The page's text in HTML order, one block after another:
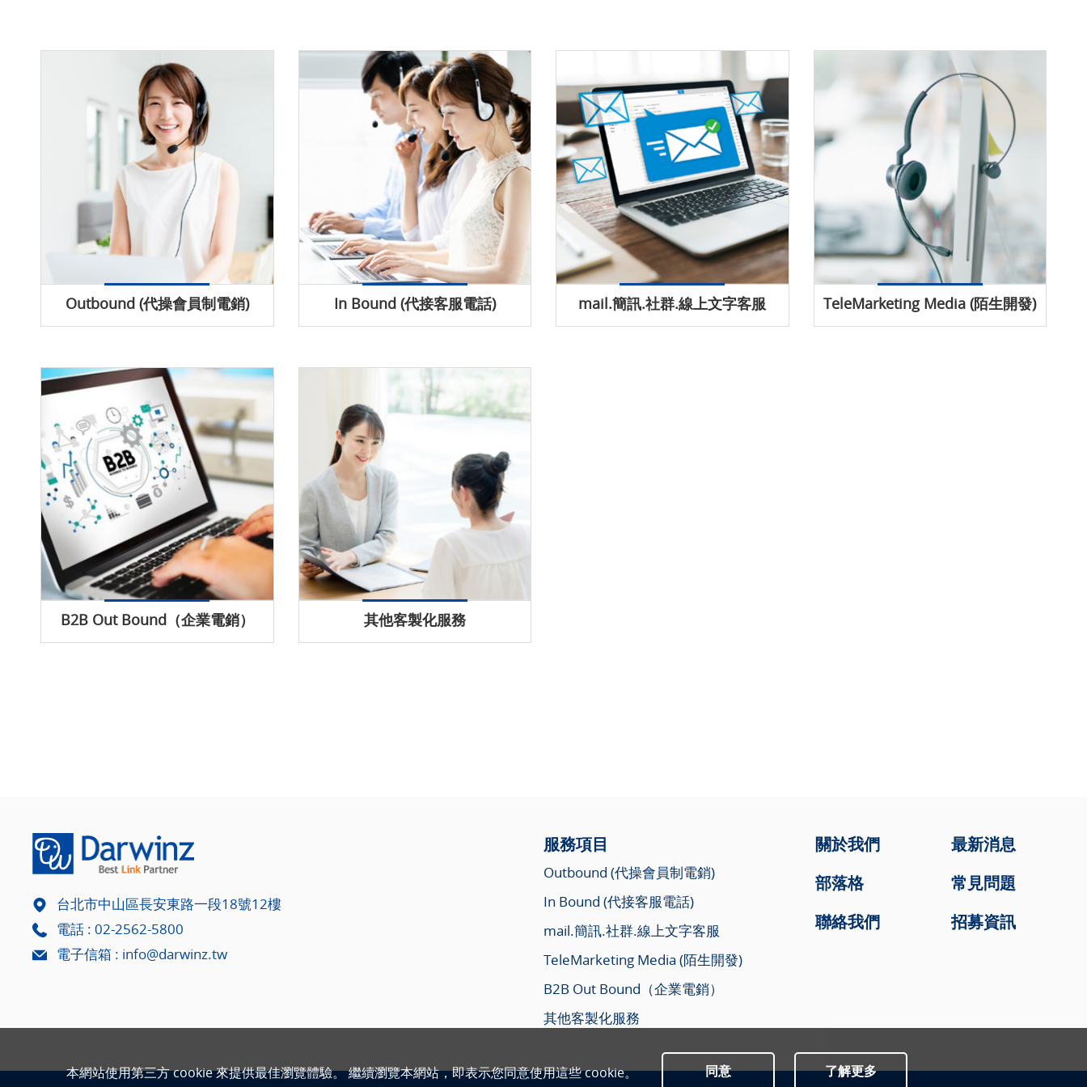
Outbound (代操會員制電銷) In Bound (代接客服電話) mail.簡訊.社群.線上文字客服 TeleMarketing Media (陌生開發)
B2B Out Bound（企業電銷） 其他客製化服務
本網站使用第三方 cookie 來提供最佳瀏覽體驗。 繼續瀏覽本網站，即表示您同意使用這些 cookie。 同意 了解更多
服務項目
Outbound (代操會員制電銷)
In Bound (代接客服電話)
mail.簡訊.社群.線上文字客服
TeleMarketing Media (陌生開發)
B2B Out Bound（企業電銷）
其他客製化服務
關於我們
最新消息
部落格
常見問題
聯絡我們
招募資訊
台北市中山區長安東路一段18號12樓
電話 : 02-2562-5800
電子信箱 : info@darwinz.tw